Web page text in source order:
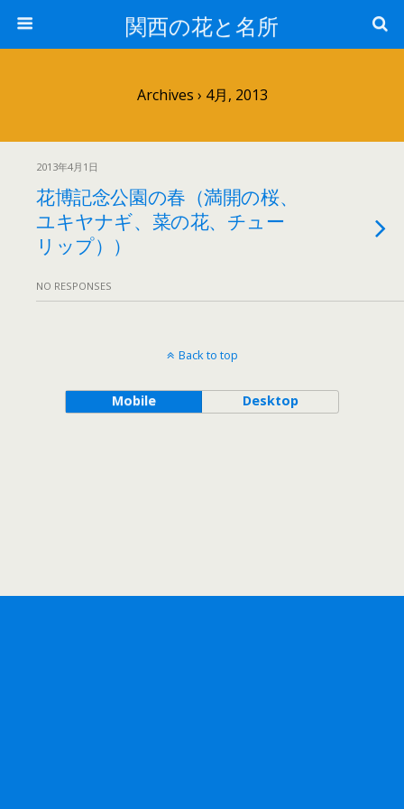
関西の花と名所
Archives › 4月, 2013
2013年4月1日
花博記念公園の春（満開の桜、
ユキヤナギ、菜の花、チュー
リップ））
NO RESPONSES
Back to top
Mobile Desktop